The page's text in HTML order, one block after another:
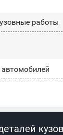
работы